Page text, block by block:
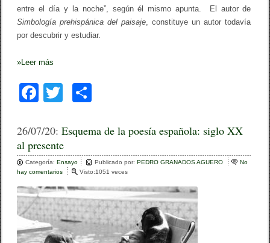
0
0
)
entre el día y la noche”, según él mismo apunta. El autor de
Simbología prehispánica del paisaje , constituye un autor todavía
por descubrir y estudiar.
» Leer más
F
c
e
b
o
o
k
tt
er
m
p
ar
tir
26/07/20:Esquema de la poesía española: siglo XX
al presente
Categoría:Ensayo Publicado por:PEDRO GRANADOS AGUERO
No
hay comentarios
E
s
q
u
e
m
Visto:1051 veces